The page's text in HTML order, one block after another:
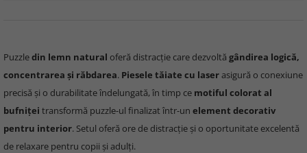
Puzzledin lemn natural oferă distracție care dezvoltă gândirea logică,
concentrarea și răbdarea. Piesele tăiate cu laserasigură o conexiune
precisă și o durabilitate îndelungată, în timp ce motiful colorat al
bufniței transformă puzzle-ul finalizat într-un element decorativ
pentru interior. Setul oferă ore de distracție și o oportunitate excelentă
de relaxare pentru copii și adulți.